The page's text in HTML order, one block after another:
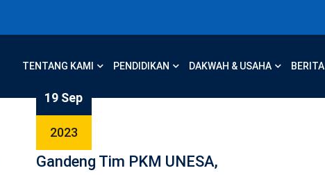
TENTANG KAMI PENDIDIKAN DAKWAH & USAHA BERITA
19 Sep
2023
Gandeng Tim PKM UNESA,